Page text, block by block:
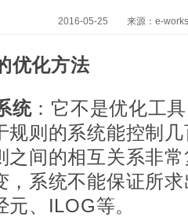
2016-05-25 来源：e-works
优化方法
统：它不是优化工
规则的系统能控制
之间的相互关系非
，系统不能保证所
、ILOG等。